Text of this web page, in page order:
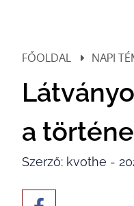
FŐOLDAL NAPI
a
Szerző: kvothe -